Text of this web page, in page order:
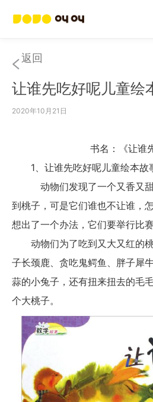
首页
叫叫App
关于我们
下载中心
返回
让谁先吃好呢儿童绘
2020年10月21日
书名：《让谁
1、让谁先吃好呢儿童绘本故
动物们发现了一个又香又甜
到桃子，可是它们谁也不让谁，
想出了一个办法，它们要举行比赛
动物们为了吃到又大又红的桃
子长颈鹿、贪吃鬼鳄鱼、胖子犀
蒜的小兔子，还有扭来扭去的毛
个大桃子。